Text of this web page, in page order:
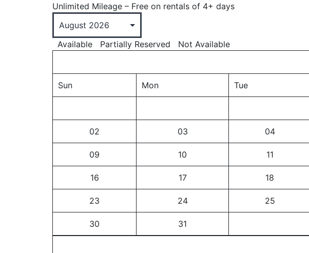
Unlimited Mileage – Free on rentals of 4+ days
Available Partially Reserved
Not Available
Sun Mon Tue
02 03 04
09 10 11
16 17 18
23 24 25
30 31